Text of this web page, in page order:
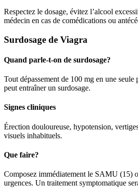
Respectez le dosage, évitez l’alcool
médecin en cas de comédications ou
Surdosage de Viagra
Quand parle-t-on de surdosage?
Tout dépassement de 100 mg en une seule
peut entraîner un surdosage.
Signes cliniques
Érection douloureuse, hypotension,
visuels inhabituels.
Que faire?
Composez immédiatement le SAMU (15)
urgences. Un traitement symptomatique